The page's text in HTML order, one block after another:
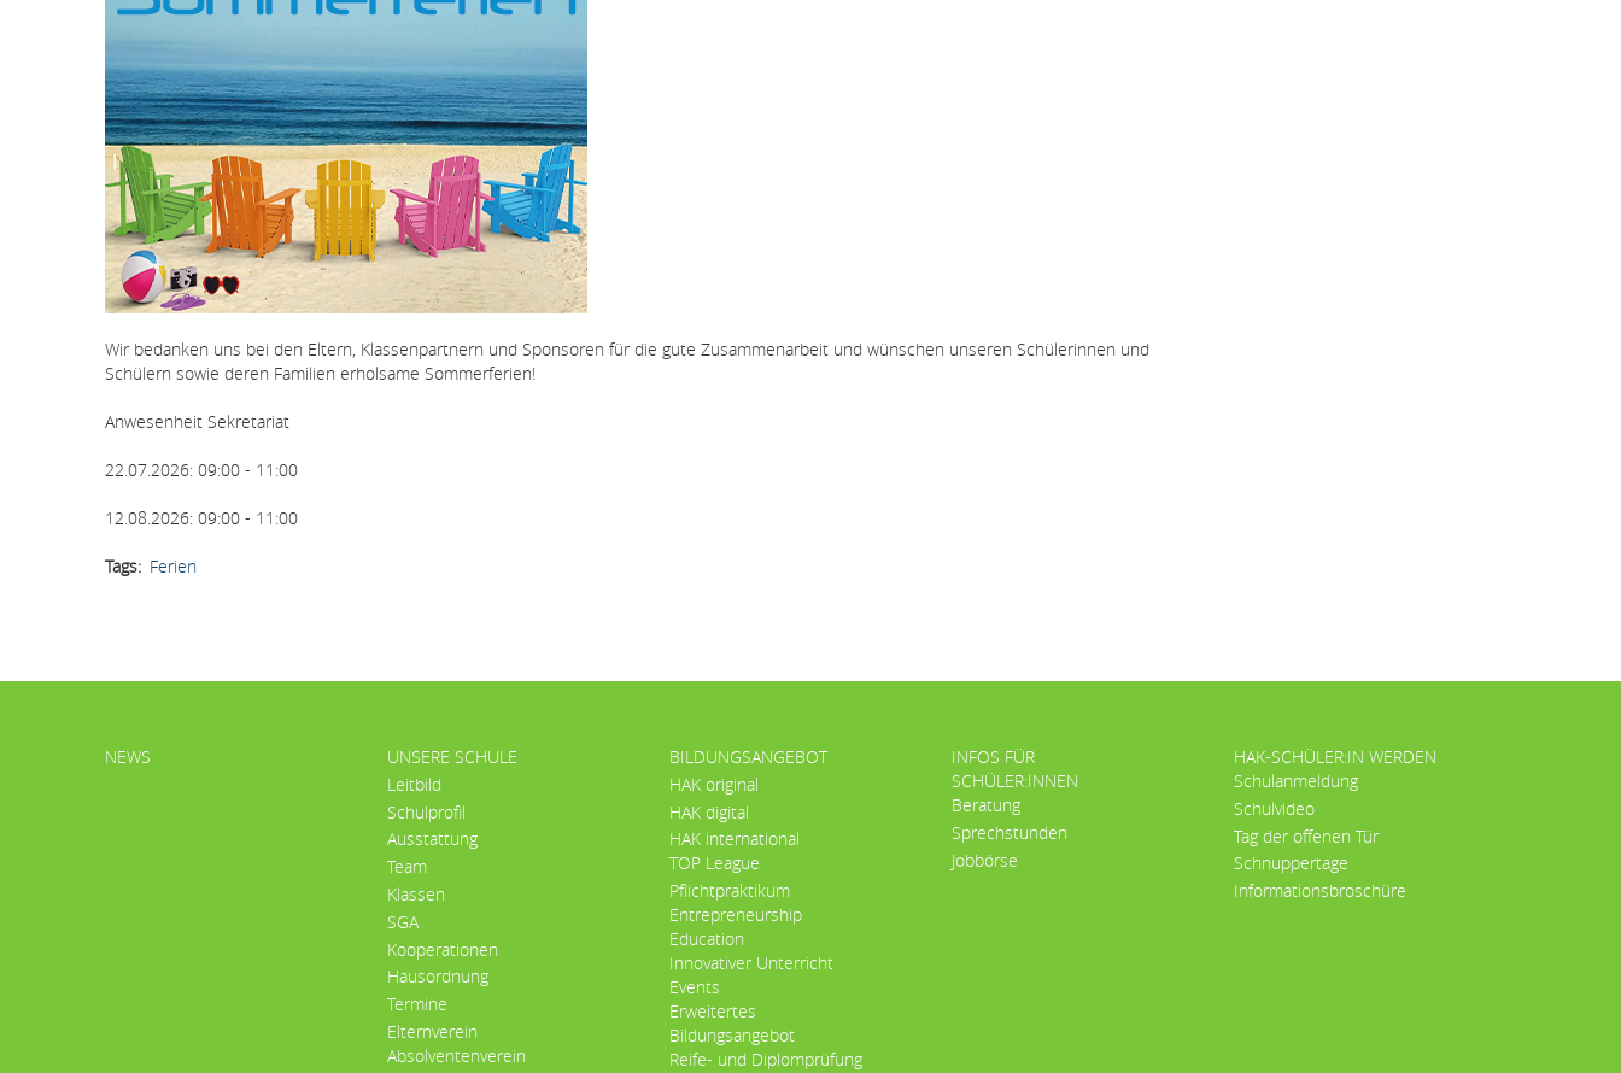
Wir bedanken uns bei den Eltern, Klassenpartnern und Sponsoren für die gute Zusammenarbeit und wünschen unseren Schülerinnen und
Schülern sowie deren Familien erholsame Sommerferien!
Anwesenheit Sekretariat
22.07.2026: 09:00 - 11:00
12.08.2026: 09:00 - 11:00
Tags Ferien
HAUPTMENÜ
NEWS
UNSERE SCHULE
Leitbild
Schulprofil
Ausstattung
Team
Klassen
SGA
Kooperationen
Hausordnung
Termine
Elternverein
Absolventenverein
BILDUNGSANGEBOT
HAK original
HAK digital
HAK international
TOP League
Pflichtpraktikum
Entrepreneurship
Education
Innovativer Unterricht
Events
Erweitertes
Bildungsangebot
Reife- und Diplomprüfung
INFOS FÜR
SCHÜLER:INNEN
Beratung
Sprechstunden
Jobbörse
HAK-SCHÜLER:IN WERDEN
Schulanmeldung
Schulvideo
Tag der offenen Tür
Schnuppertage
Informationsbroschüre